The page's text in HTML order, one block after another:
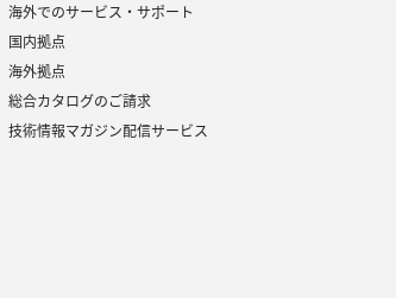
海外でのサービス・サポート
国内拠点
海外拠点
総合カタログのご請求
技術情報マガジン配信サービス